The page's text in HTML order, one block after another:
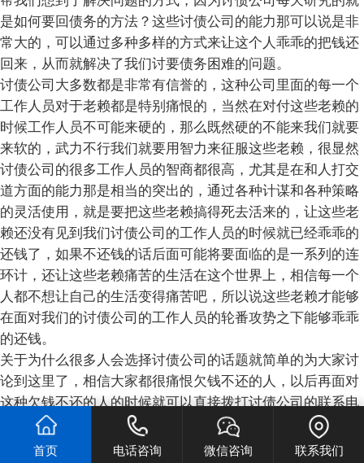
是如何要回债务的方法？这些讨债公司的能力那可以说是非
常大的，可以通过多种多样的方式来让这个人乖乖的把钱还
回来，从而就解决了我们讨要债务困难的问题。
讨债公司大多数都是非常有信誉的，这种公司里面的每一个
工作人员对于老赖都是特别痛恨的，当然在对付这些老赖的
时候工作人员不可能来硬的，那么既然硬的不能来我们就要
来软的，武力不行我们就要用智力来征服这些老赖，很显然
讨债公司的很多工作人员的智商都很高，尤其是在和人打交
道方面的能力那是相当的突出的，通过各种计谋和各种策略
的灵活使用，就是要把这些老赖搞得死去活来的，让这些老
赖还没有见到我们讨债公司的工作人员的时候就已经乖乖的
还钱了，如果不还钱的话后面可能将要面临的是一系列的连
环计，还让这些老赖痛苦的生活在这个世界上，相信每一个
人都不想让自己的生活变得痛苦吧，所以说这些老赖才能够
在面对我们的讨债公司的工作人员的轮番攻势之下能够乖乖
的还钱。
关于为什么很多人会选择讨债公司的话题就简单的为大家讨
论到这里了，相信大家都很痛恨欠钱不还的人，以后再面对
这种欠钱不还的人的时候就可以直接拨打讨债公司的联系电
话，讨债公司的工作人员会非常热心的接待大家，会为客户
提出多种多样得套袋的方法和策略，能够非常及时的帮助大
首页 电话咨询 微信咨询 联系我们